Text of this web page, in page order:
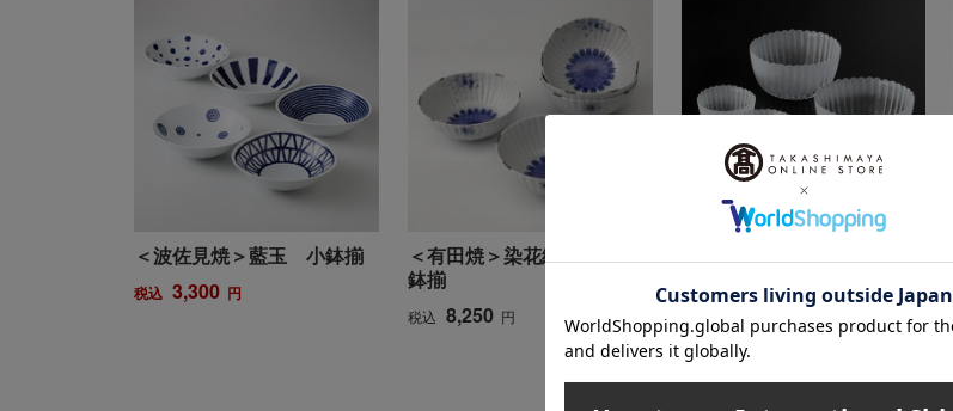
＜波佐見焼＞藍玉 小鉢揃
税込 3,300 円
＜有田焼＞染花絵 菊割小
鉢揃
税込 8,250 円
菊の香 ソーメン揃〈中鉢・
そば猪口各2〉
税込 13,200